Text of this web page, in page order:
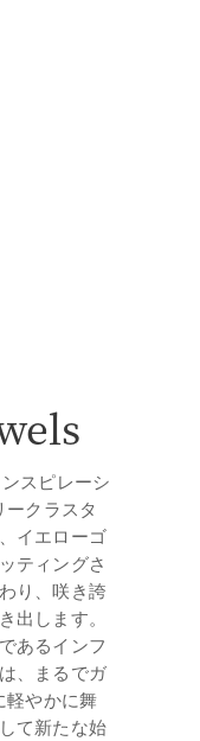
スピレーシ
クラスタ
イエローゴ
ティングさ
り、咲き誇
出します。
あるインフ
、まるでガ
軽やかに舞
て新たな始